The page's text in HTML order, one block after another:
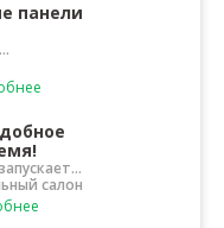
панели
салон